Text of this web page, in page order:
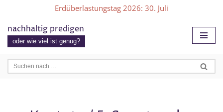
Zum
Inhalt
Erdüberlastungstag 2026: 30. Juli
nachhaltig predigen
oder wie viel ist genug?